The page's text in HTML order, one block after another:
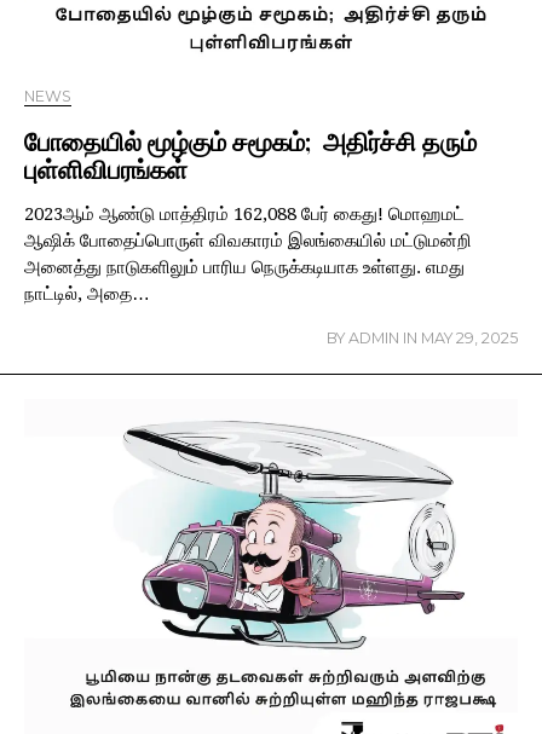
NEWS
போதையில் மூழ்கும் சமூகம்; அதிர்ச்சி தரும்
புள்ளிவிபரங்கள்
2023ஆம் ஆண்டு மாத்திரம் 162,088 பேர் கைது! மொஹமட்
ஆஷிக் போதைப்பொருள் விவகாரம் இலங்கையில் மட்டுமன்றி
அனைத்து நாடுகளிலும் பாரிய நெருக்கடியாக உள்ளது. எமது
நாட்டில், அதை…
BY ADMIN IN MAY 29, 2025